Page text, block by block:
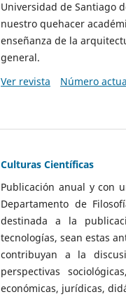
Universidad de Santiago
nuestro quehacer
enseñanza de la
general.
Ver revista
Número
Culturas Científicas
Publicación anual y con
Departamento de
destinada a la
tecnologías, sean estas
contribuyan a la
perspectivas
económicas, jurídicas,